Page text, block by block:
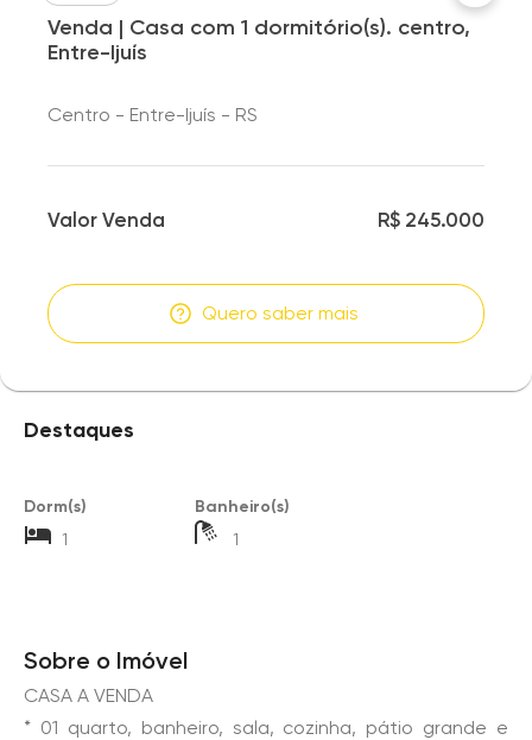
Venda | Casa com 1 dormitório(s). centro,
Entre-Ijuís
Centro - Entre-Ijuís - RS
Valor Venda R$ 245.000
Quero saber mais
Destaques
Dorm(s)
1
Banheiro(s)
1
Sobre o Imóvel
CASA A VENDA
* 01 quarto, banheiro, sala, cozinha, pátio grande e